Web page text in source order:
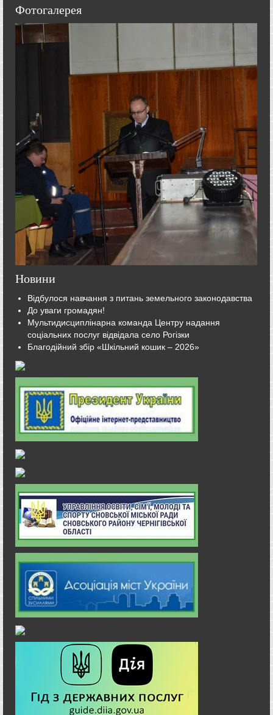
Фотогалерея
Новини
Відбулося навчання з питань земельного законодавства
До уваги громадян!
Мультидисциплінарна команда Центру надання
соціальних послуг відвідала село Рогізки
Благодійний збір «Шкільний кошик – 2026»